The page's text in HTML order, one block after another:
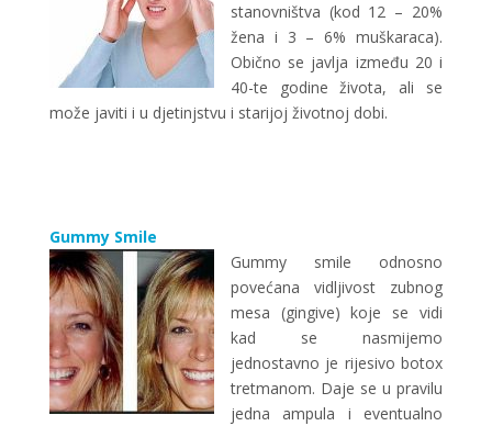
stanovništva (kod 12 – 20%
žena i 3 – 6% muškaraca).
Obično se javlja između 20 i
40-te godine života, ali se
može javiti i u djetinjstvu i starijoj životnoj dobi.
Gummy Smile
Gummy smile odnosno
povećana vidljivost zubnog
mesa (gingive) koje se vidi
kad se nasmijemo
jednostavno je rijesivo botox
tretmanom. Daje se u pravilu
jedna ampula i eventualno